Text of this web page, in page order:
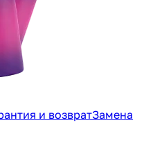
и возвратЗамена